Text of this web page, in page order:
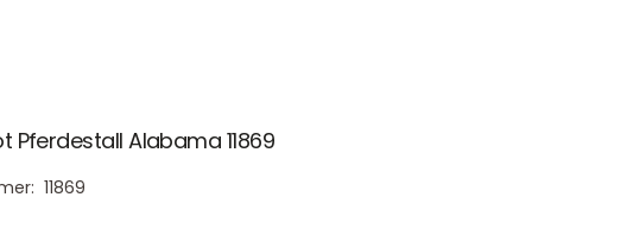
Pferdestall Alabama 11869
11869